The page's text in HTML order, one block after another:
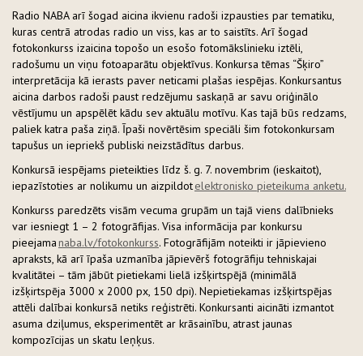
Radio NABA arī šogad aicina ikvienu radoši izpausties par tematiku,
kuras centrā atrodas radio un viss, kas ar to saistīts. Arī šogad
fotokonkurss izaicina topošo un esošo fotomākslinieku iztēli,
radošumu un viņu fotoaparātu objektīvus. Konkursa tēmas “Šķiro”
interpretācija kā ierasts paver neticami plašas iespējas. Konkursantus
aicina darbos radoši paust redzējumu saskaņā ar savu oriģinālo
vēstījumu un apspēlēt kādu sev aktuālu motīvu. Kas tajā būs redzams,
paliek katra paša ziņā. Īpaši novērtēsim speciāli šim fotokonkursam
tapušus un iepriekš publiski neizstādītus darbus.
Konkursā iespējams pieteikties līdz š. g. 7. novembrim (ieskaitot),
iepazīstoties ar nolikumu un aizpildotelektronisko pieteikuma anketu.
Konkurss paredzēts visām vecuma grupām un tajā viens dalībnieks
var iesniegt 1 – 2 fotogrāfijas. Visa informācija par konkursu
pieejamanaba.lv/fotokonkurss. Fotogrāfijām noteikti ir jāpievieno
apraksts, kā arī īpaša uzmanība jāpievērš fotogrāfiju tehniskajai
kvalitātei – tām jābūt pietiekami lielā izšķirtspējā (minimālā
izšķirtspēja 3000 x 2000 px, 150 dpi). Nepietiekamas izšķirtspējas
attēli dalībai konkursā netiks reģistrēti. Konkursanti aicināti izmantot
asuma dziļumus, eksperimentēt ar krāsainību, atrast jaunas
kompozīcijas un skatu leņķus.